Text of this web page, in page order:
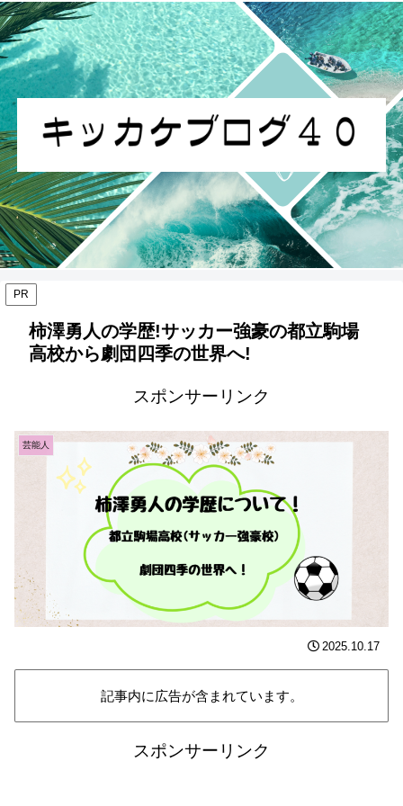
PR
柿澤勇人の学歴!サッカー強豪の都立駒場
高校から劇団四季の世界へ!
スポンサーリンク
芸能人
2025.10.17
記事内に広告が含まれています。
スポンサーリンク